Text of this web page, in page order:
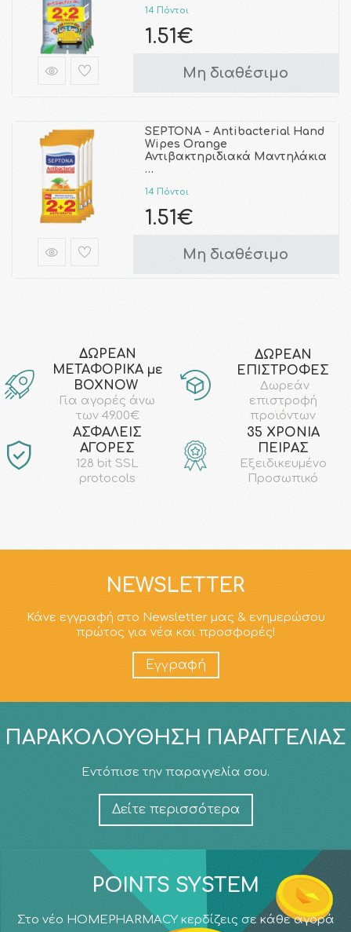
14 Πόντοι
1.51€
Μη διαθέσιμο
SEPTONA - Antibacterial Hand
Wipes Orange
Αντιβακτηριδιακά Μαντηλάκια
…
14 Πόντοι
1.51€
Μη διαθέσιμο
ΔΩΡΕΑΝ
ΜΕΤΑΦΟΡΙΚΑ με
ΒΟΧΝΟW
Για αγορές άνω
των 49.00€
ΔΩΡΕΑΝ
ΕΠΙΣΤΡΟΦΕΣ
Δωρεάν
επιστροφή
προϊόντων
AΣΦΑΛΕΙΣ
ΑΓΟΡΕΣ
128 bit SSL
protocols
35 ΧΡΟΝΙΑ
ΠΕΙΡΑΣ
Εξειδικευμένο
Προσωπικό
NEWSLETTER
Κάνε εγγραφή στο Newsletter μας & ενημερώσου
πρώτος για νέα και προσφορές!
Εγγραφή
ΠΑΡΑΚΟΛΟΎΘΗΣΗ ΠΑΡΑΓΓΕΛΊΑΣ
Εντόπισε την παραγγελία σου.
Δείτε περισσότερα
POINTS SYSTEM
Στο νέο HOMEPHARMACY κερδίζεις σε κάθε αγορά